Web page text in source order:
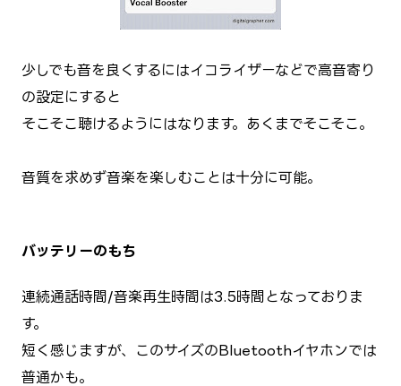
少しでも音を良くするにはイコライザーなどで高音寄り
の設定にすると
そこそこ聴けるようにはなります。あくまでそこそこ。
音質を求めず音楽を楽しむことは十分に可能。
バッテリーのもち
連続通話時間/音楽再生時間は3.5時間となっておりま
す。
短く感じますが、このサイズのBluetoothイヤホンでは
普通かも。